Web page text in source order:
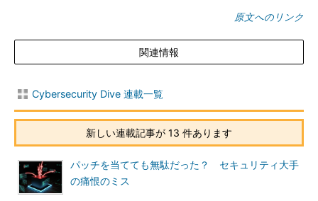
原文へのリンク
関連情報
Cybersecurity Dive 連載一覧
新しい連載記事が 13 件あります
パッチを当てても無駄だった？ セキュリティ大手
の痛恨のミス